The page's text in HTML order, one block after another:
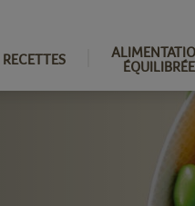
RECETTES
ÉQUILIBRÉE